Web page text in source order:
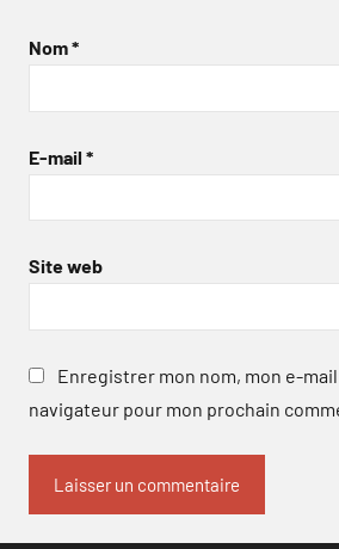
Nom*
E-mail *
Site web
Enregistrer mon nom, mon e-
navigateur pour mon prochain